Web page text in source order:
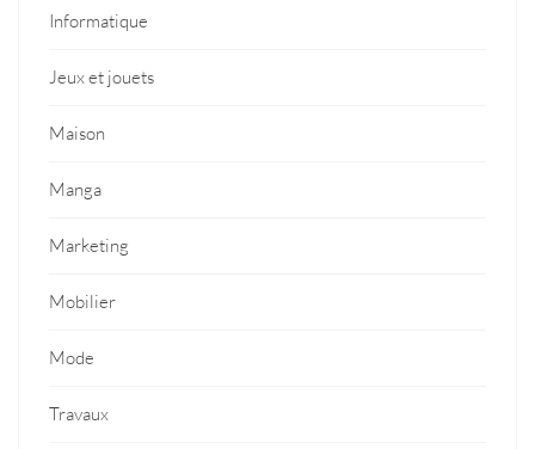
Informatique
Jeux et jouets
Maison
Manga
Marketing
Mobilier
Mode
Travaux